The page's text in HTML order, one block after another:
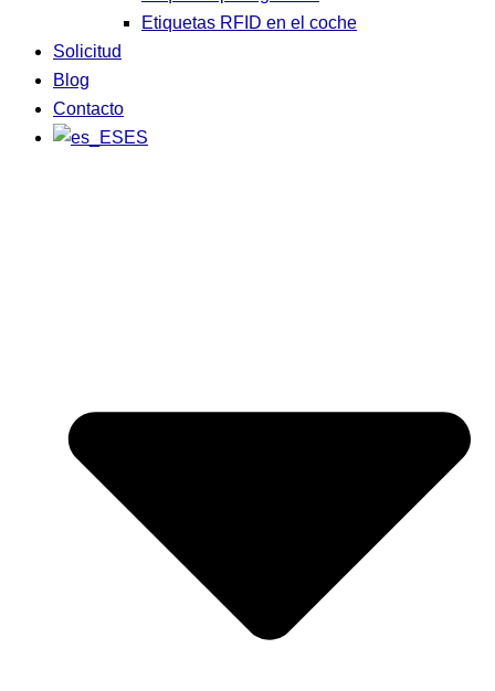
Etiquetas RFID en el coche
Solicitud
Blog
Contacto
ES